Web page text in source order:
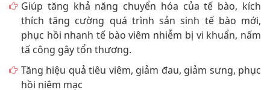
Giúp tăng khả năng chuyển hóa của tế bào, kích
thích tăng cường quá trình sản sinh tế bào mới,
phục hồi nhanh tế bào viêm nhiễm bị vi khuẩn, nấm
tấ công gây tổn thương.
Tăng hiệu quả tiêu viêm, giảm đau, giảm sưng, phục
hồi niêm mạc